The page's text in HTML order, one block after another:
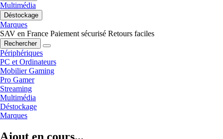
Multimédia
Déstockage
Marques
SAV en France Paiement sécurisé Retours faciles
Rechercher
Périphériques
PC et Ordinateurs
Mobilier Gaming
Pro Gamer
Streaming
Multimédia
Déstockage
Marques
Ajout en cours...